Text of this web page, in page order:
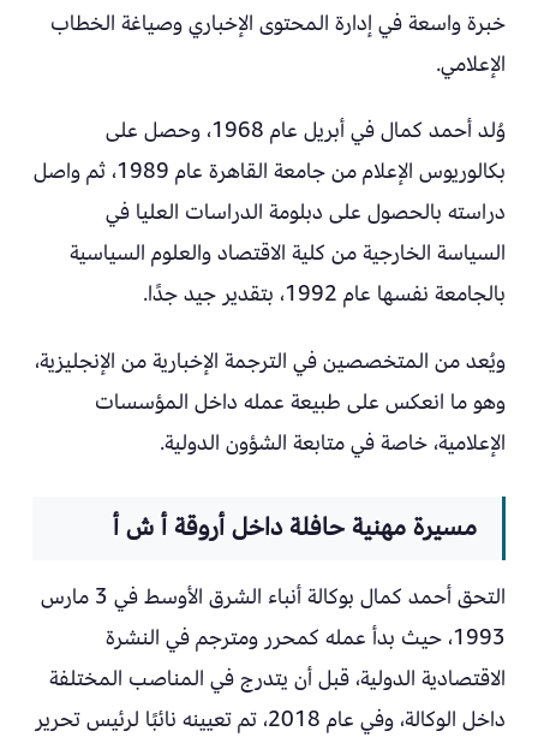
خبرة واسعة في إدارة المحتوى الإخباري وصياغة الخطاب
الإعلامي.
وُلد أحمد كمال في أبريل عام 1968، وحصل على
بكالوريوس الإعلام من جامعة القاهرة عام 1989، ثم واصل
دراسته بالحصول على دبلومة الدراسات العليا في
السياسة الخارجية من كلية الاقتصاد والعلوم السياسية
بالجامعة نفسها عام 1992، بتقدير جيد جدًا.
ويُعد من المتخصصين في الترجمة الإخبارية من الإنجليزية،
وهو ما انعكس على طبيعة عمله داخل المؤسسات
الإعلامية، خاصة في متابعة الشؤون الدولية.
مسيرة مهنية حافلة داخل أروقة أ ش أ
التحق أحمد كمال بوكالة أنباء الشرق الأوسط في 3 مارس
1993، حيث بدأ عمله كمحرر ومترجم في النشرة
الاقتصادية الدولية، قبل أن يتدرج في المناصب المختلفة
داخل الوكالة، وفي عام 2018، تم تعيينه نائبًا لرئيس تحرير